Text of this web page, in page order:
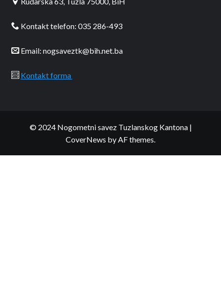
Kontakt telefon: 035 286-493
Email: nogsaveztk@bih.net.ba
Kontakt forma
© 2024 Nogometni savez Tuzlanskog Kantona |
CoverNews by AF themes.